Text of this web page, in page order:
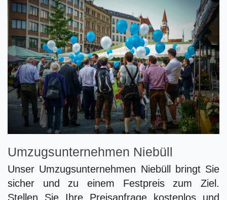
Umzugsunternehmen Niebüll
Unser Umzugsunternehmen Niebüll bringt Sie
sicher und zu einem Festpreis zum Ziel.
Stellen Sie Ihre Preisanfrage kostenlos und